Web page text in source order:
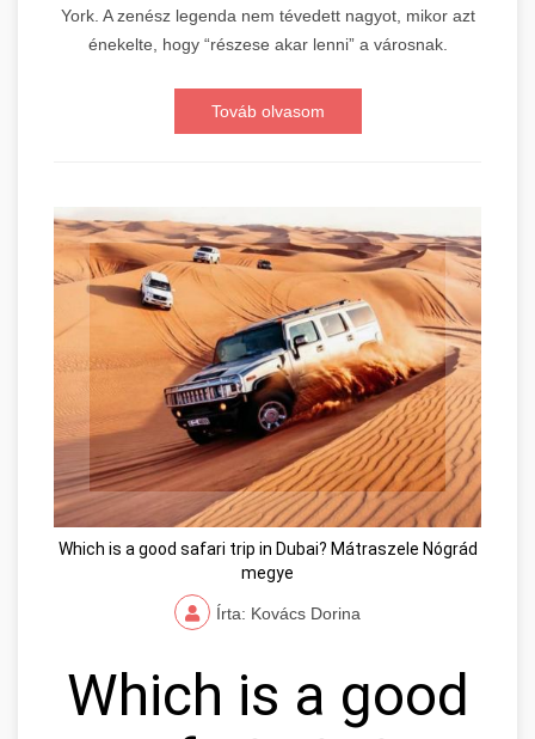
York. A zenész legenda nem tévedett nagyot, mikor azt
énekelte, hogy “részese akar lenni” a városnak.
Továb olvasom
Which is a good safari trip in Dubai? Mátraszele Nógrád
megye
Írta: Kovács Dorina
Which is a good